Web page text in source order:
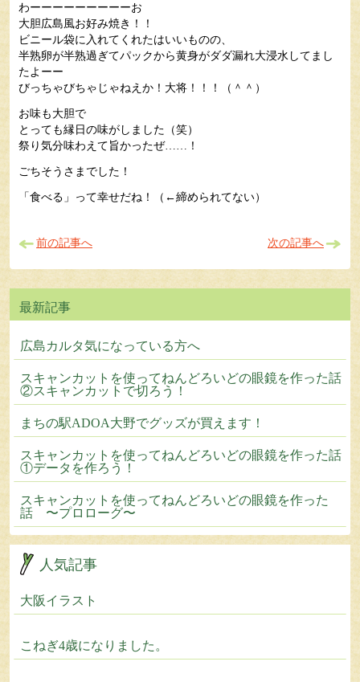
わーーーーーーーーーお
大胆広島風お好み焼き！！
ビニール袋に入れてくれたはいいものの、
半熟卵が半熟過ぎてパックから黄身がダダ漏れ大浸水してまし
たよーー
びっちゃびちゃじゃねえか！大将！！！（＾＾）
お味も大胆で
とっても縁日の味がしました（笑）
祭り気分味わえて旨かったぜ……！
ごちそうさまでした！
「食べる」って幸せだね！（←締められてない）
前の記事へ 次の記事へ
広島カルタ気になっている方へ
スキャンカットを使ってねんどろいどの眼鏡を作った話
②スキャンカットで切ろう！
まちの駅ADOA大野でグッズが買えます！
スキャンカットを使ってねんどろいどの眼鏡を作った話
①データを作ろう！
スキャンカットを使ってねんどろいどの眼鏡を作った
話 〜プロローグ〜
人気記事
大阪イラスト
こねぎ4歳になりました。